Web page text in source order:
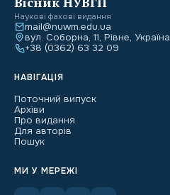
Наукові фахові видання
mail@nuwm.edu.ua
вул. Соборна, 11, Рівне, Україна
+38 (0362) 63 32 09
НАВІГАЦІЯ
Поточний випуск
Архіви
Про видання
Для авторів
Пошук
МИ У МЕРЕЖІ